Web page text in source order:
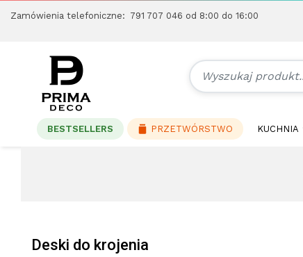
Zamówienia telefoniczne: 791 707 046 od 8:00 do 16:00
BESTSELLERS PRZETWÓRSTWO KUCHNIA
Deski do krojenia